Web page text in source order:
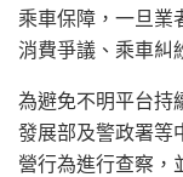
乘車保障，一旦業
消費爭議、乘車糾
為避免不明平台持
發展部及警政署等
營行為進行查察，